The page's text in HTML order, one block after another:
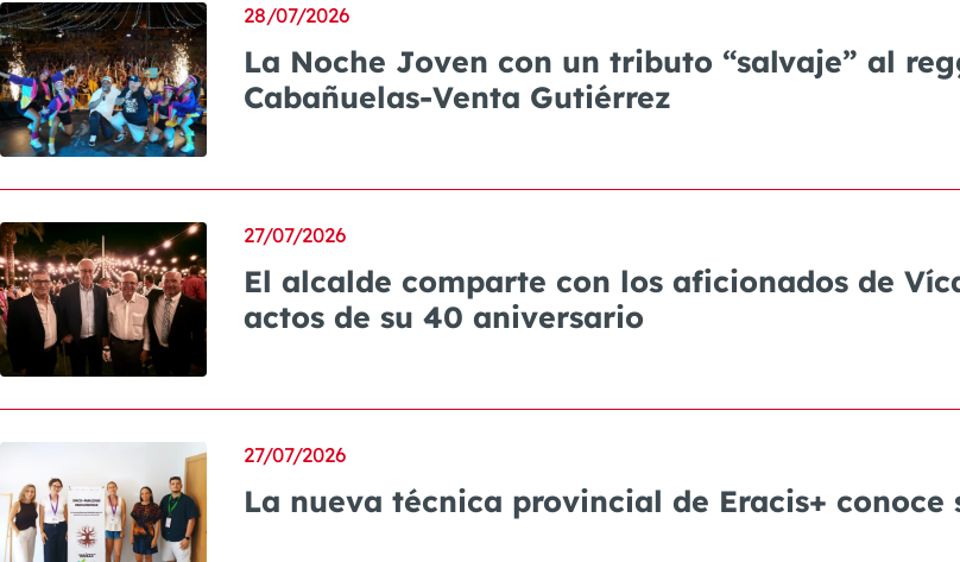
La Noche Joven con un tributo “salvaje” al
Cabañuelas-Venta Gutiérrez
28/07/2026
El alcalde comparte con los aficionados de
actos de su 40 aniversario
27/07/2026
La nueva técnica provincial de Eracis+
27/07/2026